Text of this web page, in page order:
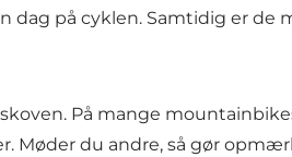
dag på cyklen. Samtidig er
På mange
Møder du andre, så gør